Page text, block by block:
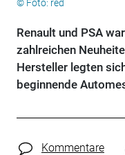
© Foto: red
Renault und PSA
zahlreichen
Hersteller legten
beginnende
Kommentare